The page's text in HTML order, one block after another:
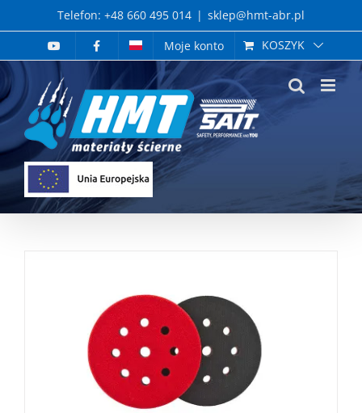
to
Telefon: +48 660 495 014 | sklep@hmt-abr.pl
Moje konto
KOSZYK